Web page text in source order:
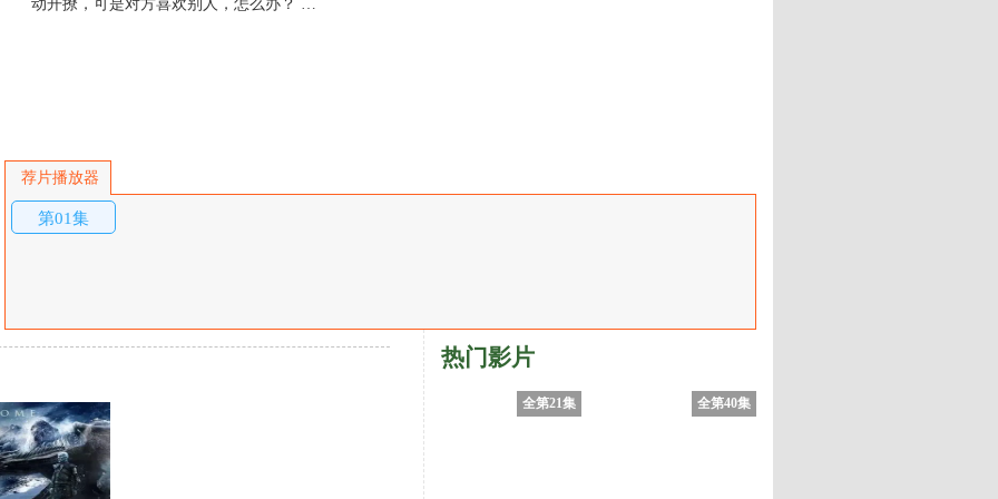
动开撩，可是对方喜欢别人，怎么办？ …
荐片播放器
第01集
热门影片
全第21集 全第40集